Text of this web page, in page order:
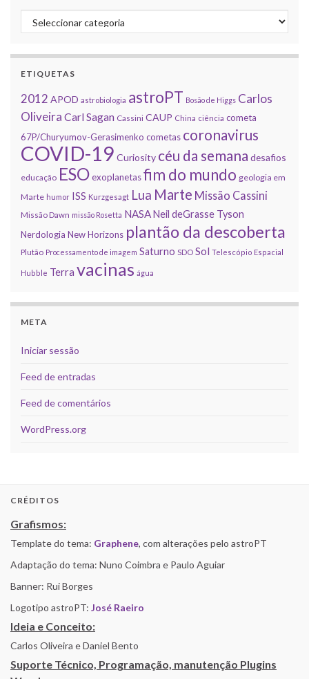
Categorias
ETIQUETAS
2012 APOD astrobiologia astroPT Bosão de Higgs Carlos
Oliveira Carl Sagan Cassini CAUP China ciência cometa
67P/Churyumov-Gerasimenko cometas coronavirus
COVID-19 Curiosity céu da semana desafios
educação ESOexoplanetasfim do mundo geologia em
Marte humor ISS Kurzgesagt Lua Marte Missão Cassini
Missão Dawn missão Rosetta NASANeil deGrasse Tyson
Nerdologia New Horizons plantão da descoberta
Plutão Processamento de imagem Saturno SDO Sol Telescópio Espacial
Hubble Terra vacinas água
META
Iniciar sessão
Feed de entradas
Feed de comentários
WordPress.org
CRÉDITOS
Grafismos:
Template do tema: Graphene, com alterações pelo astroPT
Adaptação do tema: Nuno Coimbra e Paulo Aguiar
Banner: Rui Borges
Logotipo astroPT: José Raeiro
Ideia e Conceito:
Carlos Oliveira e Daniel Bento
Suporte Técnico, Programação, manutenção Plugins